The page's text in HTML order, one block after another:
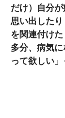
だけ）自分
思い出した
を関連付け
多分、病気
って欲しい